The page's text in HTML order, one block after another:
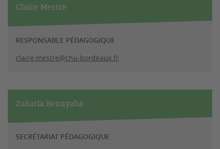
Claire Mestre
RESPONSABLE PÉDAGOGIQUE
claire.mestre@chu-bordeaux.fr
Zakaria.Benayaha
SECRÉTARIAT PÉDAGOGIQUE